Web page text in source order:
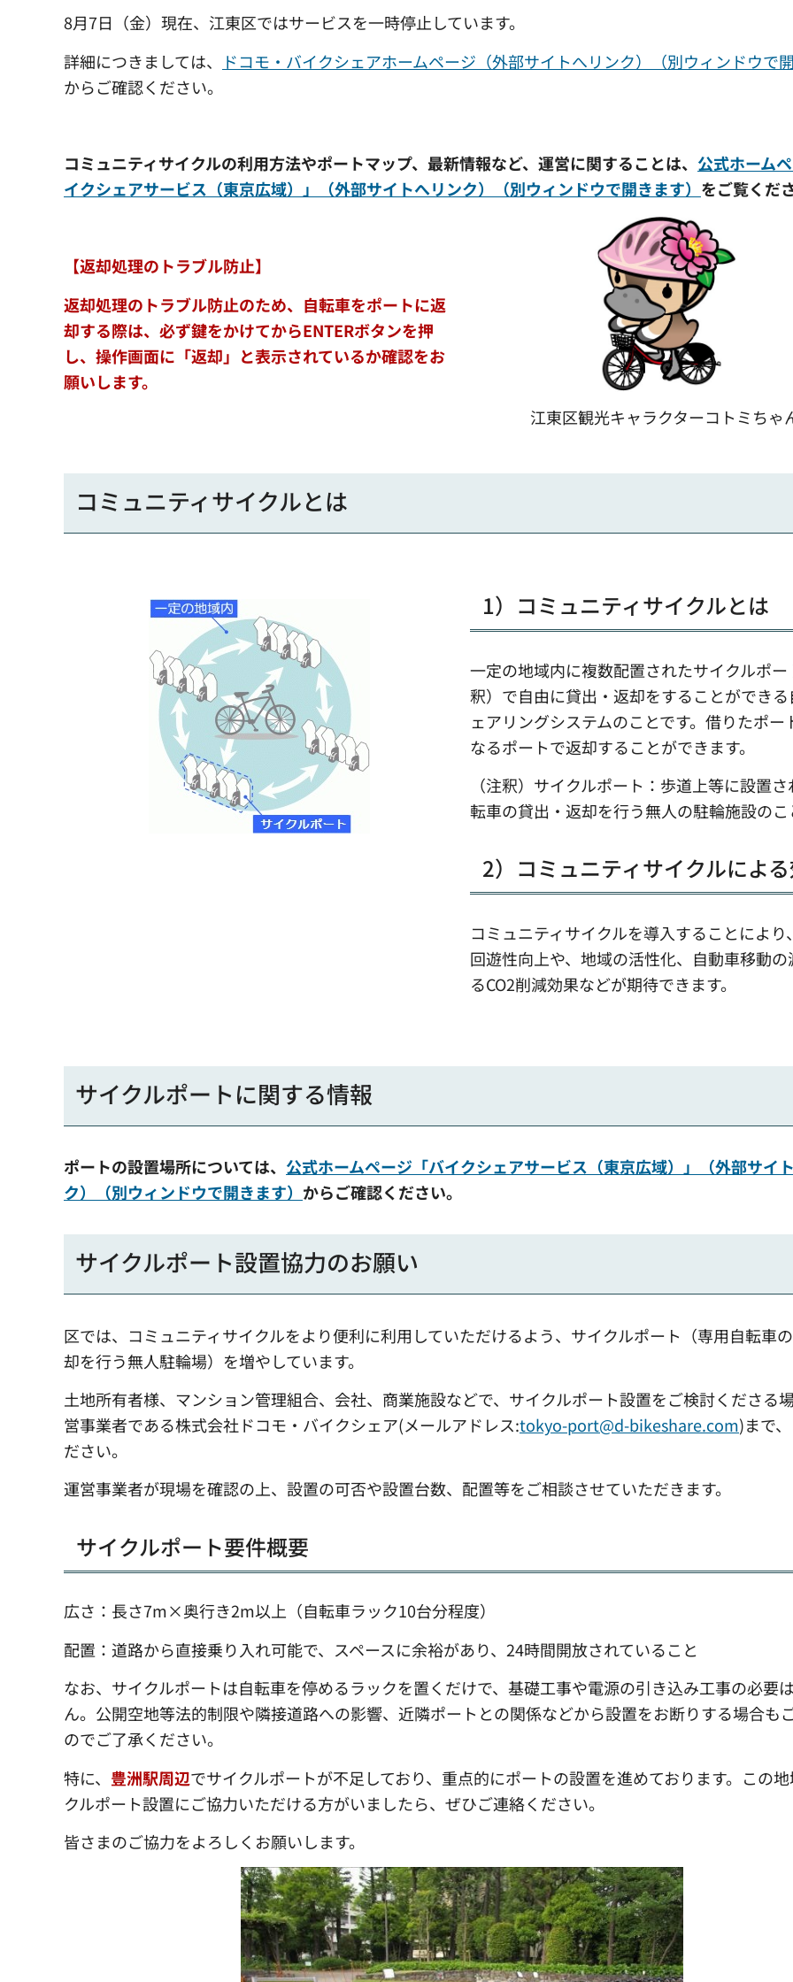
8月7日（金）現在、江東区ではサービスを一時停止しています。
詳細につきましては、
ドコモ・バイクシェアホームページ（外部サイトへリンク）（別ウィンドウで
からご確認ください。
コミュニティサイクルの利用方法やポートマップ、最新情報など、運営に関することは、 公式ホーム
イクシェアサービス（東京広域）」（外部サイトへリンク）（別ウィンドウで開きます） をご覧くだ
【返却処理のトラブル防止】
返却処理のトラブル防止のため、自転車をポートに返
却する際は、必ず鍵をかけてからENTERボタンを押
し、操作画面に「返却」と表示されているか確認をお
願いします。
江東区観光キャラクターコトミちゃ
コミュニティサイクルとは
1）コミュニティサイクルとは
一定の地域内に複数配置されたサイクルポー
釈）で自由に貸出・返却をすることができ
ェアリングシステムのことです。借りたポー
なるポートで返却することができます。
（注釈）サイクルポート：歩道上等に設置
転車の貸出・返却を行う無人の駐輪施設のこ
2）コミュニティサイクルによ
コミュニティサイクルを導入することにより
回遊性向上や、地域の活性化、自動車移動
るCO2削減効果などが期待できます。
サイクルポートに関する情報
ポートの設置場所については、 公式ホームページ「バイクシェアサービス（東京広域）」（外部サイ
ク）（別ウィンドウで開きます） からご確認ください。
サイクルポート設置協力のお願い
区では、コミュニティサイクルをより便利に利用していただけるよう、サイクルポート（専用自転車
却を行う無人駐輪場）を増やしています。
土地所有者様、マンション管理組合、会社、商業施設などで、サイクルポート設置をご検討くださる
営事業者である株式会社ドコモ・バイクシェア(メールアドレス:tokyo-port@d-bikeshare.com)まで
ださい。
運営事業者が現場を確認の上、設置の可否や設置台数、配置等をご相談させていただきます。
サイクルポート要件概要
広さ：長さ7m×奥行き2m以上（自転車ラック10台分程度）
配置：道路から直接乗り入れ可能で、スペースに余裕があり、24時間開放されていること
なお、サイクルポートは自転車を停めるラックを置くだけで、基礎工事や電源の引き込み工事の必要
ん。公開空地等法的制限や隣接道路への影響、近隣ポートとの関係などから設置をお断りする場合も
のでご了承ください。
特に、 豊洲駅周辺でサイクルポートが不足しており、重点的にポートの設置を進めております。この
クルポート設置にご協力いただける方がいましたら、ぜひご連絡ください。
皆さまのご協力をよろしくお願いします。